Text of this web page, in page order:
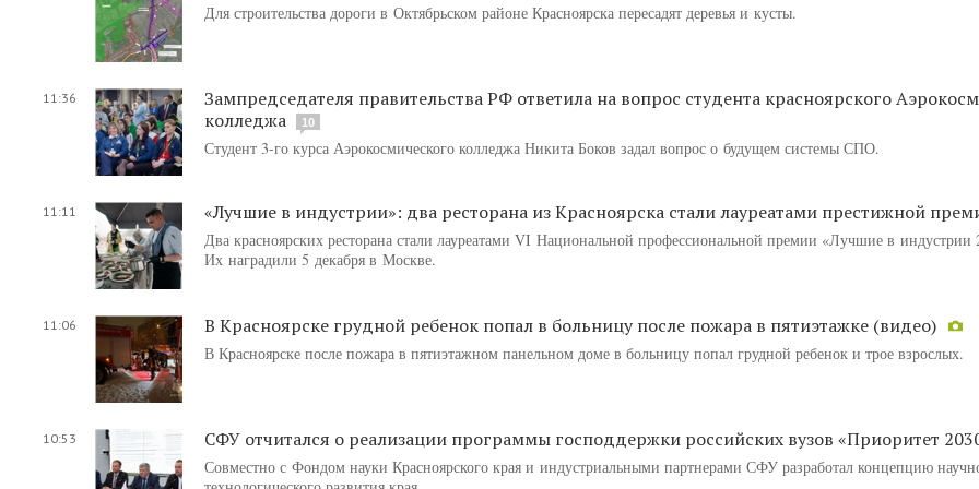
Для строительства дороги в Октябрьском районе Красноярска пересадят деревья и кусты.
11:36
Зампредседателя правительства РФ ответила на вопрос студента красноярского
колледжа
10
Студент 3-го курса Аэрокосмического колледжа Никита Боков задал вопрос о будущем системы СПО.
11:11 «Лучшие в индустрии»: два ресторана из Красноярска стали лауреатами престижной
Два красноярских ресторана стали лауреатами VI Национальной профессиональной премии «Лучшие в индустрии
Их наградили 5 декабря в Москве.
11:06 В Красноярске грудной ребенок попал в больницу после пожара в пятиэтажке (видео)
В Красноярске после пожара в пятиэтажном панельном доме в больницу попал грудной ребенок и трое взрослых.
10:53 СФУ отчитался о реализации программы господдержки российских вузов «Приоритет
Совместно с Фондом науки Красноярского края и индустриальными партнерами СФУ разработал концепцию